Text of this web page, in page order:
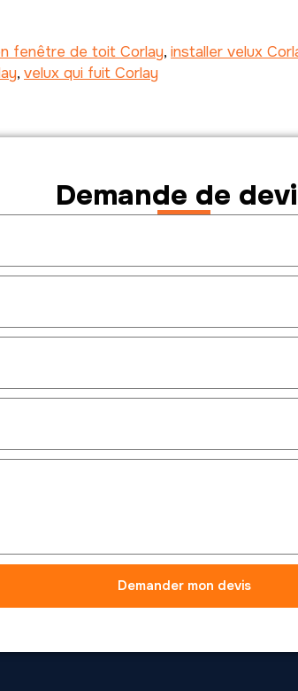
fenêtre de toit Corlay, installer velux
, velux qui fuit Corlay
Demande de
Demander mon devis